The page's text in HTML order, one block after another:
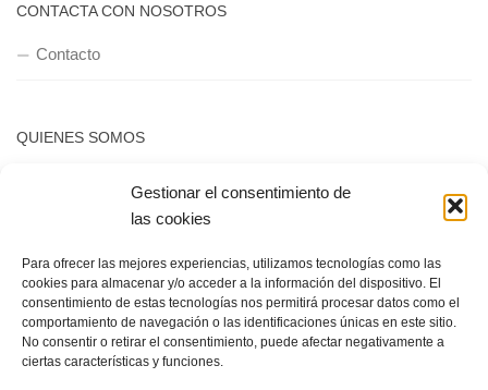
Gestionar el consentimiento de
las cookies
Para ofrecer las mejores experiencias, utilizamos tecnologías como las
cookies para almacenar y/o acceder a la información del dispositivo. El
consentimiento de estas tecnologías nos permitirá procesar datos como el
comportamiento de navegación o las identificaciones únicas en este sitio.
No consentir o retirar el consentimiento, puede afectar negativamente a
ciertas características y funciones.
CONTACTA CON NOSOTROS
Contacto
QUIENES SOMOS
POLÍTICA DE PRIVACIDAD
Política de privacidad